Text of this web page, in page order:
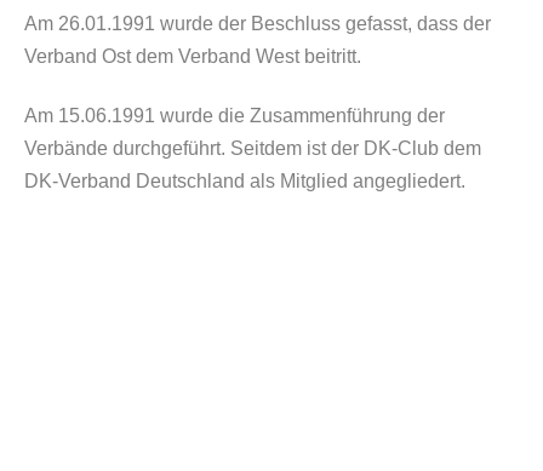
Am 26.01.1991 wurde der Beschluss gefasst, dass der
Verband Ost dem Verband West beitritt.
Am 15.06.1991 wurde die Zusammenführung der
Verbände durchgeführt. Seitdem ist der DK-Club dem
DK-Verband Deutschland als Mitglied angegliedert.